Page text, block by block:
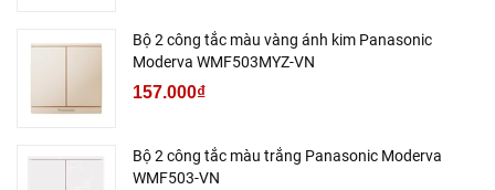
Bộ 2 công tắc màu vàng ánh kim Panasonic
Moderva WMF503MYZ-VN
157.000₫
Bộ 2 công tắc màu trắng Panasonic Moderva
WMF503-VN